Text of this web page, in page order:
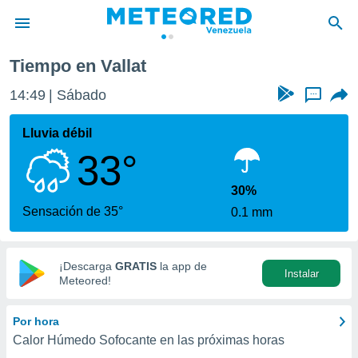
de
ha
para
que se
calidad.
a este
las
y
digital
basada
Tiempo en Vallat
14:49 Sábado ...
Lluvia débil
33°
Sensación de 35°
30%
0.1 mm
¡Descarga GRATIS la app de
Meteored!
Instalar
Por hora
Calor Húmedo Sofocante en las próximas horas